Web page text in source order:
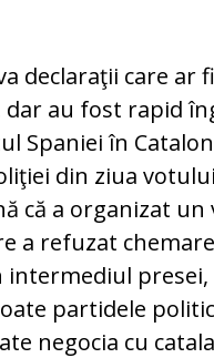
declaraţii ca­re
au fost rapid
Spaniei în
din ziua
că a organizat un
a refuzat
presei,
partidele
negocia cu